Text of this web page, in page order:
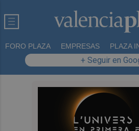
FORO PLAZA EMPRESAS PLAZA
+ Seguir en